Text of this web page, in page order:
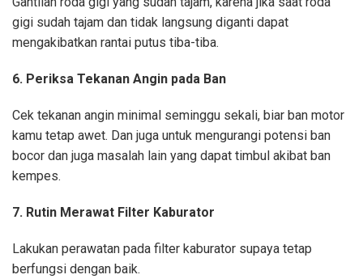
gigi sudah tajam dan tidak langsung diganti dapat
mengakibatkan rantai putus tiba-tiba.
6. Periksa Tekanan Angin pada Ban
Cek tekanan angin minimal seminggu sekali, biar ban motor
kamu tetap awet. Dan juga untuk mengurangi potensi ban
bocor dan juga masalah lain yang dapat timbul akibat ban
kempes.
7. Rutin Merawat Filter Kaburator
Lakukan perawatan pada filter kaburator supaya tetap
berfungsi dengan baik.